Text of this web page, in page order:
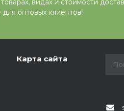
видах и стоимости
оптовых клиентов!
Карта сайта